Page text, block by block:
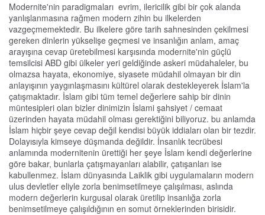
Modernite'nin paradigmaları evrim, ilericilik gibi bir çok alanda
yanlışlanmasına rağmen modern zihin bu ilkelerden
vazgeçmemektedir. Bu ilkelere göre tarih sahnesinden çekilmesi
gereken dinlerin yükselişe geçmesi ve insanlığın anlam, amaç
arayışına cevap üretebilmesi karşısında modernite'nin güçlü
temsilcisi ABD gibi ülkeler yeri geldiğinde askeri müdahaleler, bu
olmazsa hayata, ekonomiye, siyasete müdahil olmayan bir din
anlayışının yaygınlaşmasını kültürel olarak destekleyerek İslam'la
çatışmaktadır. İslam gibi tüm temel değerlere sahip bir dinin
müntesipleri olan bizler dinimizin İslami şahsiyet / cemaat
üzerinden hayata müdahil olması gerektiğini biliyoruz. bu anlamda
İslam hiçbir şeye cevap değil kendisi büyük iddiaları olan bir tezdir.
Dolayısıyla kimseye düşmanda değildir. İnsanlık tecrübesi
anlamında modernitenin ürettiği her şeye İslam kendi değerlerine
göre bakar, bunlarla çatışmayanları alabilir, çatışanları ise
kabullenmez. İslam dünyasında Laiklik gibi uygulamaların modern
ulus devletler eliyle zorla benimsetilmeye çalışılması, aslında
modern değerlerin kurgusal olarak üretilip insanlığa zorla
benimsetilmeye çalışıldığının en somut örneklerinden birisidir.